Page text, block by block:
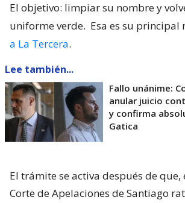
El objetivo: limpiar su nombre y
uniforme verde. Esa es su principal
a La Tercera.
Lee también...
Fallo unánime:
anular juicio
y confirma
Gatica
El trámite se activa después de que,
Corte de Apelaciones de Santiago